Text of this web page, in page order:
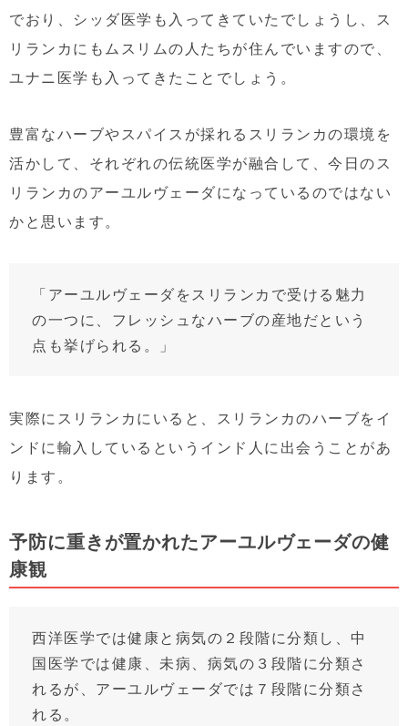
でおり、シッダ医学も入ってきていたでしょうし、ス
リランカにもムスリムの人たちが住んでいますので、
ユナニ医学も入ってきたことでしょう。
豊富なハーブやスパイスが採れるスリランカの環境を
活かして、それぞれの伝統医学が融合して、今日のス
リランカのアーユルヴェーダになっているのではない
かと思います。
「アーユルヴェーダをスリランカで受ける魅力
の一つに、フレッシュなハーブの産地だという
点も挙げられる。」
実際にスリランカにいると、スリランカのハーブをイ
ンドに輸入しているというインド人に出会うことがあ
ります。
予防に重きが置かれたアーユルヴェーダの健
康観
西洋医学では健康と病気の２段階に分類し、中
国医学では健康、未病、病気の３段階に分類さ
れるが、アーユルヴェーダでは７段階に分類さ
れる。